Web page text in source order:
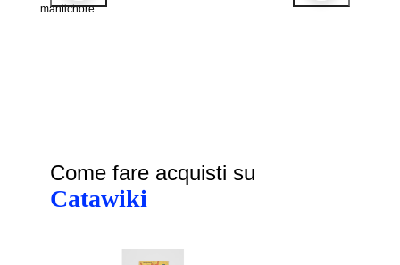
mantichore
Come fare acquisti su
Catawiki